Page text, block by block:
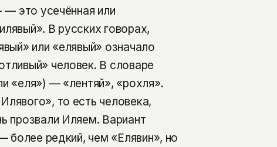
это усечённая или
В русских говорах,
или «елявый» означало
человек. В словаре
«еля») — «лентяй», «рохля».
то есть человека,
прозвали Иляем. Вариант
более редкий, чем «Елявин», но